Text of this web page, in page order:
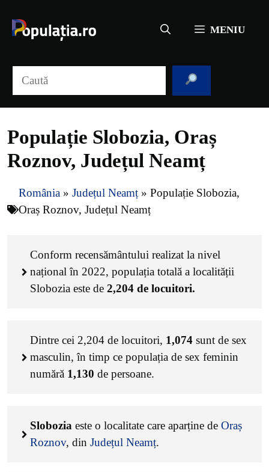
conținut
MENIU
Populație Slobozia, Oraș
Roznov, Județul Neamț
România » Județul Neamț » Populație Slobozia,
Oraș Roznov, Județul Neamț
Conform recensământului realizat la nivel
național în 2022, populația totală a localității
Slobozia este de 2,204 de locuitori.
Dintre cei 2,204 de locuitori, 1,074 sunt de sex
masculin, în timp ce populația de sex feminin
numără 1,130 de persoane.
Slobozia este o localitate care aparține de Oraș
Roznov, din Județul Neamț.